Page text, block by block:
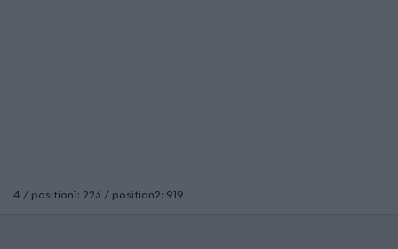
4 / position1: 223 / position2: 919